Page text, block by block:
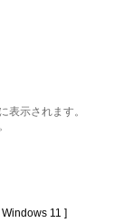
表示されます。
11 ]